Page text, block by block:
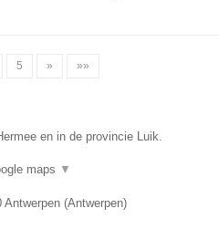
5 » »»
en in de provincie Luik.
maps ▼
Antwerpen (Antwerpen)